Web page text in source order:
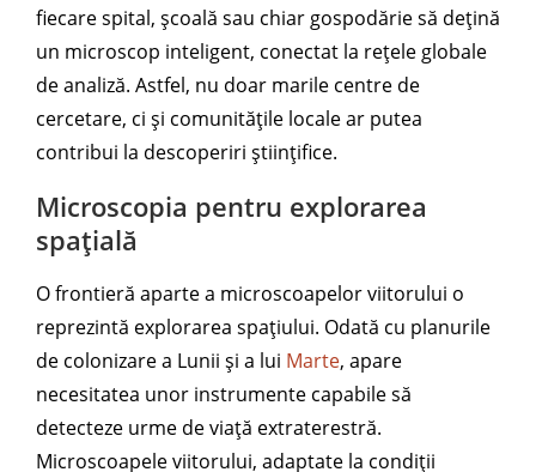
fiecare spital, școală sau chiar gospodărie să dețină
un microscop inteligent, conectat la rețele globale
de analiză. Astfel, nu doar marile centre de
cercetare, ci și comunitățile locale ar putea
contribui la descoperiri științifice.
Microscopia pentru explorarea
spațială
O frontieră aparte a microscoapelor viitorului o
reprezintă explorarea spațiului. Odată cu planurile
de colonizare a Lunii și a lui Marte, apare
necesitatea unor instrumente capabile să
detecteze urme de viață extraterestră.
Microscoapele viitorului, adaptate la condiții